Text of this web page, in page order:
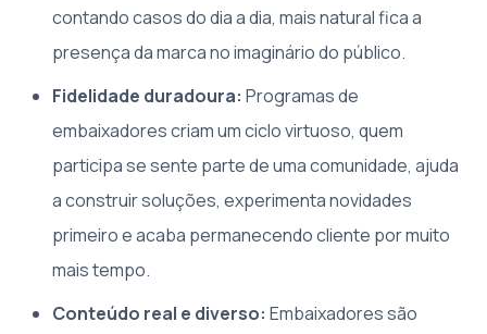
contando casos do dia a dia, mais natural fica a
presença da marca no imaginário do público.
Fidelidade duradoura: Programas de
embaixadores criam um ciclo virtuoso, quem
participa se sente parte de uma comunidade, ajuda
a construir soluções, experimenta novidades
primeiro e acaba permanecendo cliente por muito
mais tempo.
Conteúdo real e diverso: Embaixadores são